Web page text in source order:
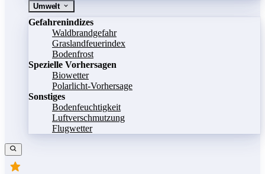
Umwelt
Gefahrenindizes
Waldbrandgefahr
Graslandfeuerindex
Bodenfrost
Spezielle Vorhersagen
Biowetter
Polarlicht-Vorhersage
Sonstiges
Bodenfeuchtigkeit
Luftverschmutzung
Flugwetter